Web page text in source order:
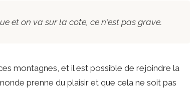
et on va sur la cote, ce n'est pas grave.
montagnes, et il est possible de rejoindre la
prenne du plaisir et que cela ne soit pas